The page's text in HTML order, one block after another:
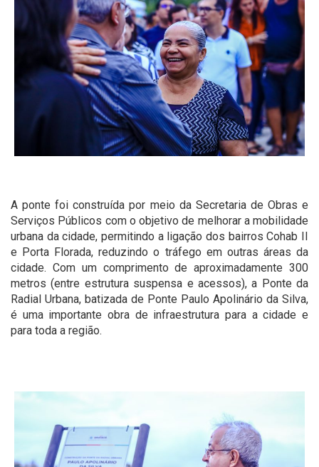
A ponte foi construída por meio da Secretaria de Obras e
Serviços Públicos com o objetivo de melhorar a mobilidade
urbana da cidade, permitindo a ligação dos bairros Cohab II
e Porta Florada, reduzindo o tráfego em outras áreas da
cidade. Com um comprimento de aproximadamente 300
metros (entre estrutura suspensa e acessos), a Ponte da
Radial Urbana, batizada de Ponte Paulo Apolinário da Silva,
é uma importante obra de infraestrutura para a cidade e
para toda a região.